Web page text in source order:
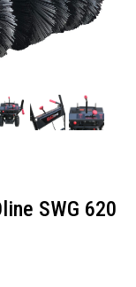
SWG 620